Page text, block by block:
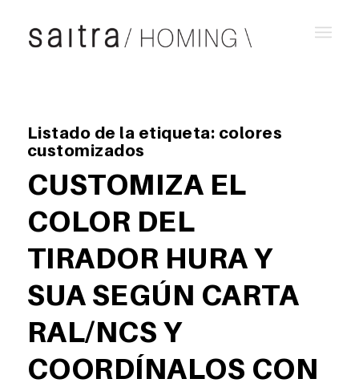
Listado de la etiqueta: colores
customizados
CUSTOMIZA EL
COLOR DEL
TIRADOR HURA Y
SUA SEGÚN CARTA
RAL/NCS Y
COORDÍNALOS CON